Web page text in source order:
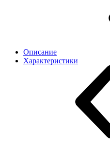
Описание
Характеристики